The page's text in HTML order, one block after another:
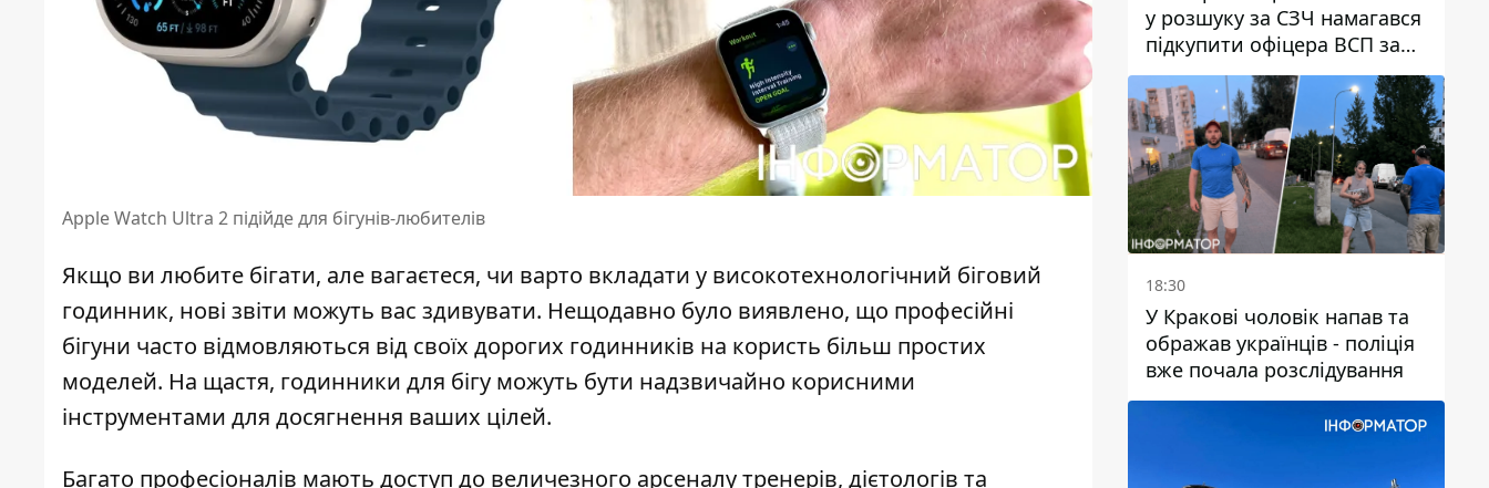
Apple Watch Ultra 2 підійде для бігунів-любителів
Якщо ви любите бігати, але вагаєтеся, чи варто вкладати у високотехнологічний біговий
годинник, нові звіти можуть вас здивувати. Нещодавно було виявлено, що професійні
бігуни часто відмовляються від своїх дорогих годинників на користь більш простих
моделей. На щастя, годинники для бігу можуть бути надзвичайно корисними
інструментами для досягнення ваших цілей.
Багато професіоналів мають доступ до величезного арсеналу тренерів, дієтологів та
у розшуку за СЗЧ намагався
підкупити офіцера ВСП за
40 тисяч гривень
18:30
У Кракові чоловік напав та
ображав українців - поліція
вже почала розслідування